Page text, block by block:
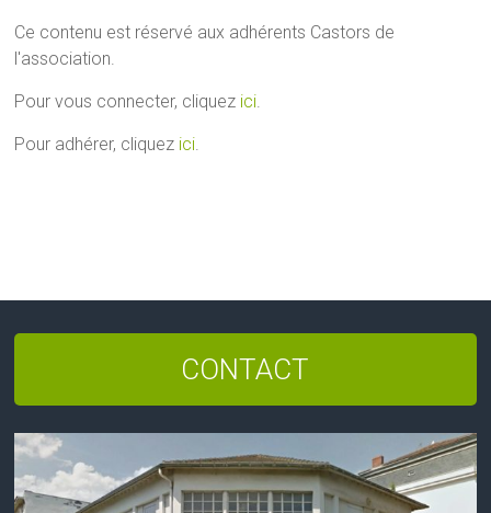
Ce contenu est réservé aux adhérents Castors de
l'association.
Pour vous connecter, cliquez ici
Pour adhérer, cliquez ici
CONTACT